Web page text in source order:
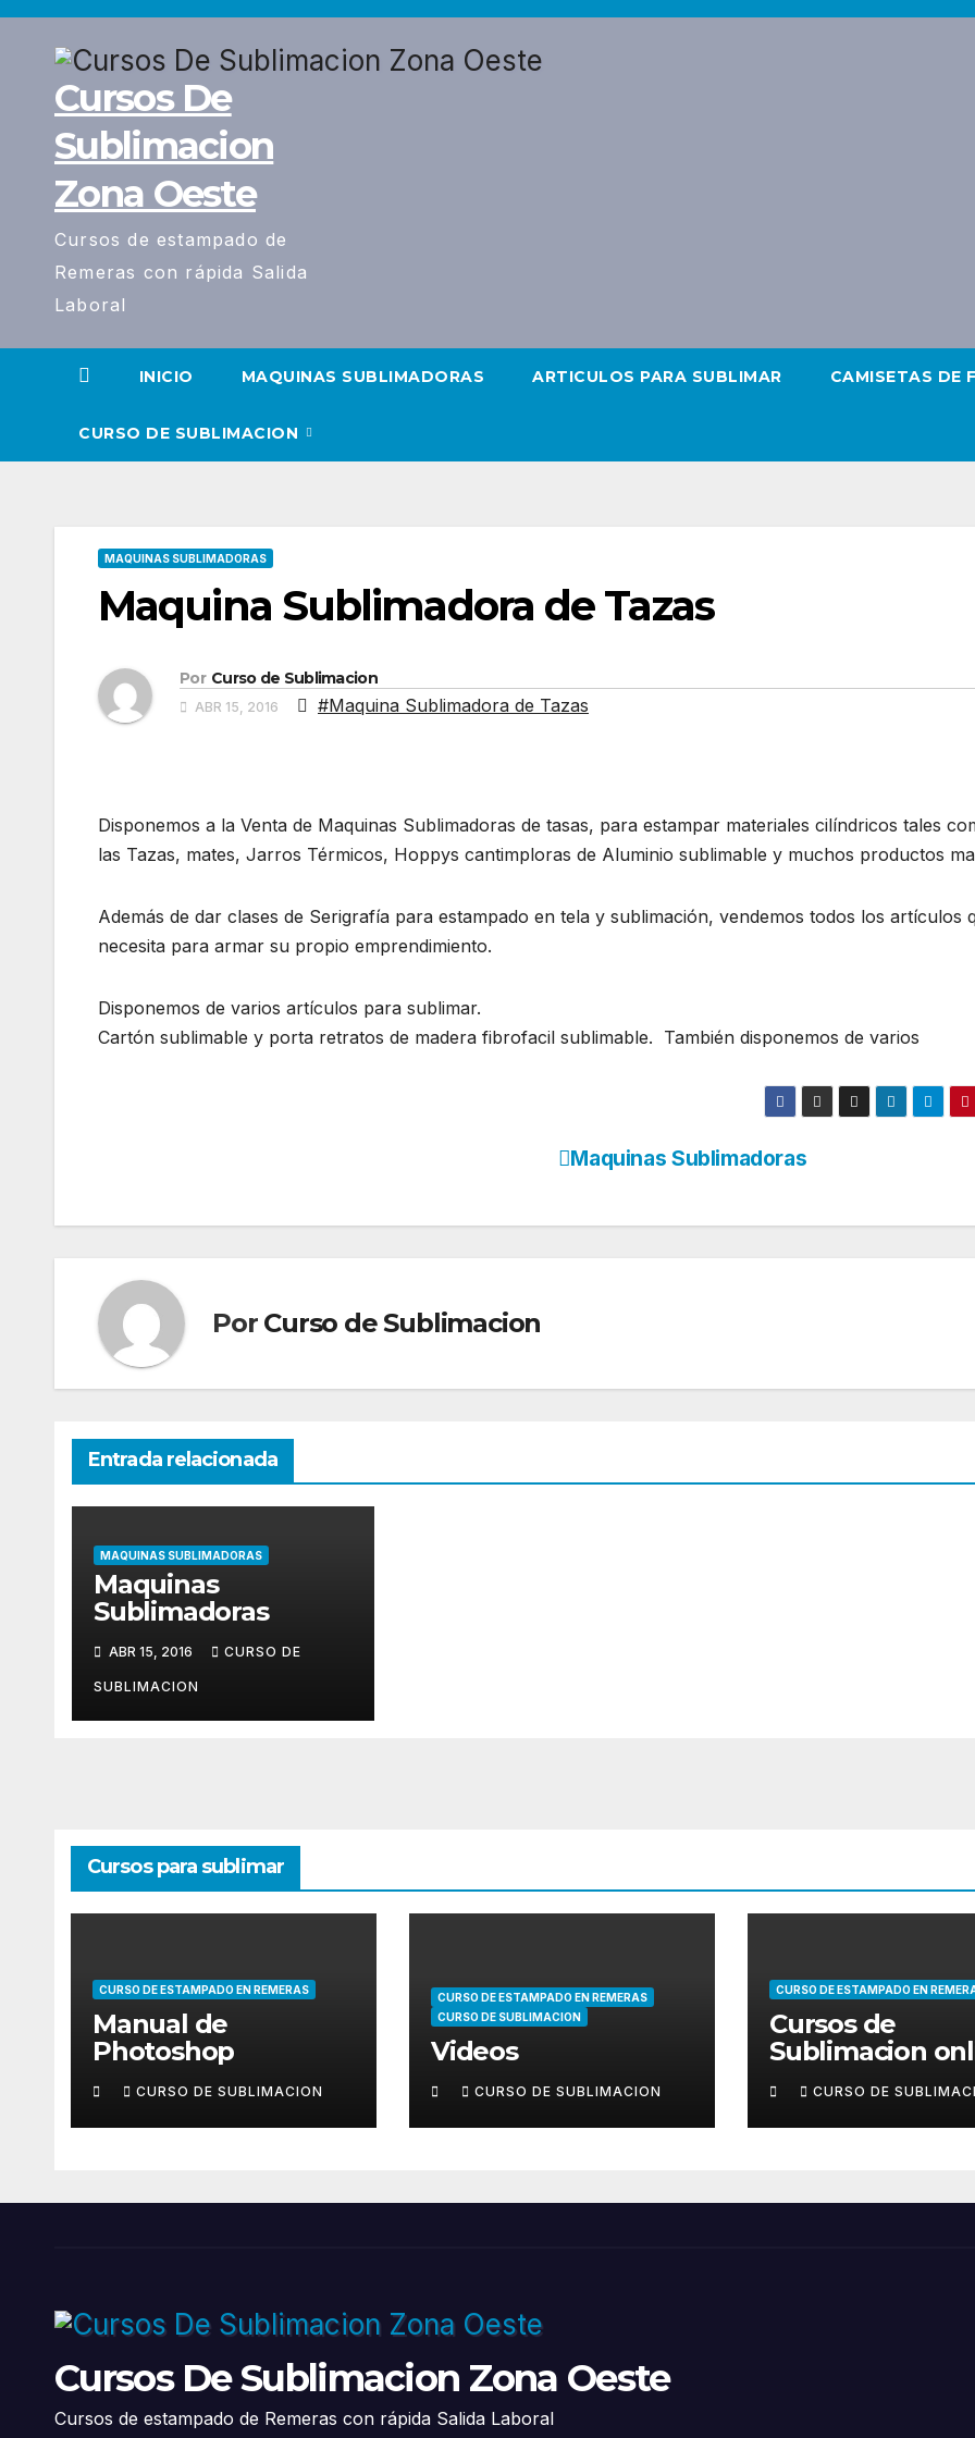
Saltar
contenidoCursos De
Sublimacion
Zona Oeste
Cursos de estampado de
Remeras con rápida Salida
Laboral
INICIO MAQUINAS SUBLIMADORAS ARTICULOS PARA SUBLIMAR CAMISETAS DE
CURSO DE SUBLIMACION
MAQUINAS SUBLIMADORAS
Maquina Sublimadora de Tazas
Por Curso de Sublimacion
ABR 15, 2016 #Maquina Sublimadora de Tazas
Disponemos a la Venta de Maquinas Sublimadoras de tasas, para estampar materiales cilíndricos tales
las Tazas, mates, Jarros Térmicos, Hoppys cantimploras de Aluminio sublimable y muchos productos
Además de dar clases de Serigrafía para estampado en tela y sublimación, vendemos todos los artículos
necesita para armar su propio emprendimiento.
Disponemos de varios artículos para sublimar.
Cartón sublimable y porta retratos de madera fibrofacil sublimable. También disponemos de varios
Maquinas Sublimadoras
Por Curso de Sublimacion
Entrada relacionada
MAQUINAS SUBLIMADORAS
Maquinas
Sublimadoras
ABR 15, 2016 CURSO DE
SUBLIMACION
Cursos para sublimar
CURSO DE ESTAMPADO EN REMERAS
Manual de
Photoshop
CURSO DE SUBLIMACION
CURSO DE ESTAMPADO EN REMERAS
CURSO DE SUBLIMACION
Videos
CURSO DE SUBLIMACION
CURSO DE ESTAMPADO EN
Cursos de
Sublimacion
CURSO DE
Cursos De Sublimacion Zona Oeste
Cursos de estampado de Remeras con rápida Salida Laboral